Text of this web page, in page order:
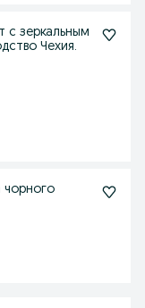
с зеркальным
Чехия.